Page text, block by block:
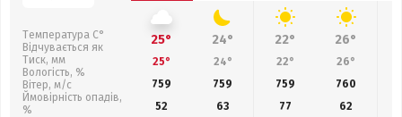
Температура С°
Відчувається як
Тиск, мм
Вологість, %
Вітер, м/с
Ймовірність опадів,
%
25° 24° 22° 26°
25° 24° 22° 26°
759
759 759 760
52
63 77 62